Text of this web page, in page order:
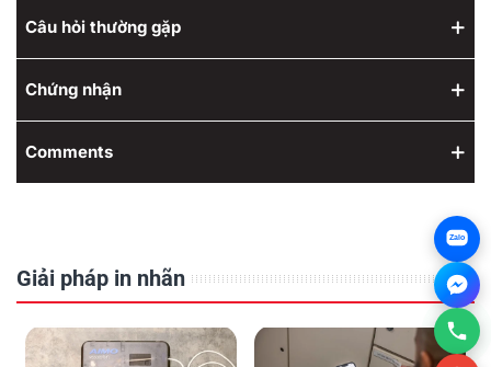
Câu hỏi thường gặp
Chứng nhận
Comments
Giải pháp in nhãn
Zalo